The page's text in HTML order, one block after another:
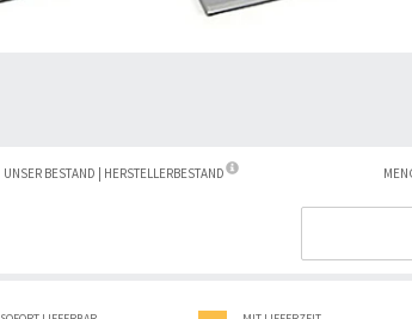
UNSER BESTAND | HERSTELLERBESTAND